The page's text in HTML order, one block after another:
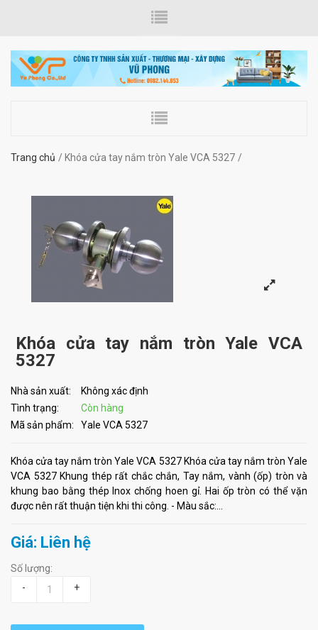
Trang chủ Khóa cửa tay nắm tròn Yale VCA 5327
Khóa cửa tay nắm tròn Yale VCA
5327
Nhà sản xuất:
Không xác định
Tình trạng:
Còn hàng
Mã sản phẩm:
Yale VCA 5327
Khóa cửa tay nắm tròn Yale VCA 5327 Khóa cửa tay nắm tròn Yale
VCA 5327 Khung thép rất chắc chắn, Tay nắm, vành (ốp) tròn và
khung bao bằng thép Inox chống hoen gỉ. Hai ốp tròn có thể vặn
được nên rất thuận tiện khi thi công. - Màu sắc:...
Giá: Liên hệ
Số lượng:
-
+